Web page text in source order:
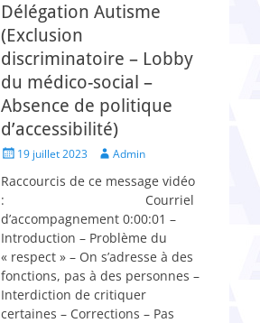
Délégation Autisme
(Exclusion
discriminatoire – Lobby
du médico-social –
Absence de politique
d’accessibilité)
Posted19 juillet 2023 Author
Admin
Raccourcis de ce message vidéo
: Courriel
d’accompagnement 0:00:01 –
Introduction – Problème du
« respect » – On s’adresse à des
fonctions, pas à des personnes –
Interdiction de critiquer
certaines – Corrections – Pas